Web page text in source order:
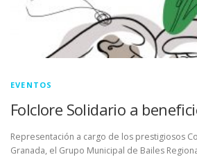
EVENTOS
Folclore Solidario a
Representación a cargo de los prestigiosos
Granada, el Grupo Municipal de Bailes